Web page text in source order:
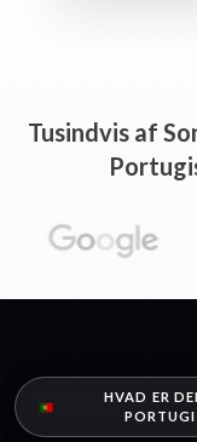
Tusindvis af
HVAD ER